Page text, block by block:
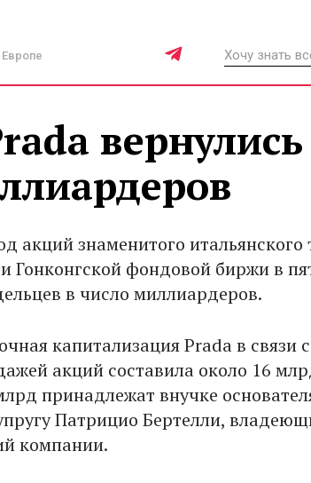
акций знаменитого
Гонконгской фондовой биржи в
в число миллиардеров.
капитализация Prada в связи
акций составила около 16
принадлежат внучке
Патрицио Бертелли,
компании.